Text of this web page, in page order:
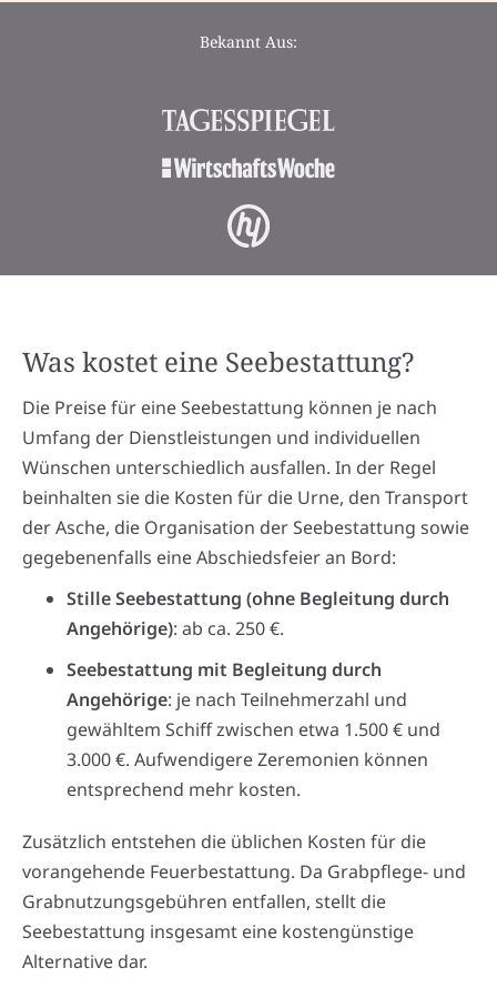
Bekannt Aus:
Was kostet eine Seebestattung?
Die Preise für eine Seebestattung können je nach
Umfang der Dienstleistungen und individuellen
Wünschen unterschiedlich ausfallen. In der Regel
beinhalten sie die Kosten für die Urne, den Transport
der Asche, die Organisation der Seebestattung sowie
gegebenenfalls eine Abschiedsfeier an Bord:
Stille Seebestattung (ohne Begleitung durch
Angehörige): ab ca. 250 €.
Seebestattung mit Begleitung durch
Angehörige: je nach Teilnehmerzahl und
gewähltem Schiff zwischen etwa 1.500 € und
3.000 €. Aufwendigere Zeremonien können
entsprechend mehr kosten.
Zusätzlich entstehen die üblichen Kosten für die
vorangehende Feuerbestattung. Da Grabpflege- und
Grabnutzungsgebühren entfallen, stellt die
Seebestattung insgesamt eine kostengünstige
Alternative dar.